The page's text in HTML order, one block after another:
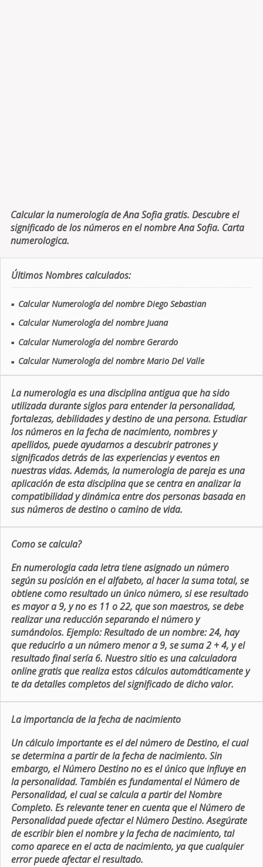
Calcular la numerología de Ana Sofia gratis. Descubre el
significado de los números en el nombre Ana Sofia. Carta
numerologica.
Últimos Nombres calculados:
■ Calcular Numerología del nombre Diego Sebastian
■ Calcular Numerología del nombre Juana
■ Calcular Numerología del nombre Gerardo
■ Calcular Numerología del nombre Mario Del Valle
La numerologia es una disciplina antigua que ha sido
utilizada durante siglos para entender la personalidad,
fortalezas, debilidades y destino de una persona. Estudiar
los números en la fecha de nacimiento, nombres y
apellidos, puede ayudarnos a descubrir patrones y
significados detrás de las experiencias y eventos en
nuestras vidas. Además, la numerologia de pareja es una
aplicación de esta disciplina que se centra en analizar la
compatibilidad y dinámica entre dos personas basada en
sus números de destino o camino de vida.
Como se calcula?
En numerologia cada letra tiene asignado un número
según su posición en el alfabeto, al hacer la suma total, se
obtiene como resultado un único número, si ese resultado
es mayor a 9, y no es 11 o 22, que son maestros, se debe
realizar una reducción separando el número y
sumándolos. Ejemplo: Resultado de un nombre: 24, hay
que reducirlo a un número menor a 9, se suma 2 + 4, y el
resultado final sería 6. Nuestro sitio es una calculadora
online gratis que realiza estos cálculos automáticamente y
te da detalles completos del significado de dicho valor.
La importancia de la fecha de nacimiento
Un cálculo importante es el del número de Destino, el cual
se determina a partir de la fecha de nacimiento. Sin
embargo, el Número Destino no es el único que influye en
la personalidad. También es fundamental el Número de
Personalidad, el cual se calcula a partir del Nombre
Completo. Es relevante tener en cuenta que el Número de
Personalidad puede afectar el Número Destino. Asegúrate
de escribir bien el nombre y la fecha de nacimiento, tal
como aparece en el acta de nacimiento, ya que cualquier
error puede afectar el resultado.